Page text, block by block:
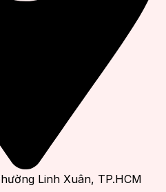
Linh Xuân, TP.HCM